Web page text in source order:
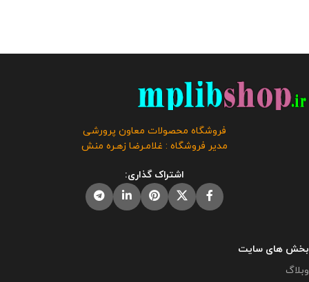
فروشگاه محصولات معاون پرورشی
مدیر فروشگاه : غلامـرضا زهـره منش
اشتراک گذاری:
بخش های سایت
وبلاگ